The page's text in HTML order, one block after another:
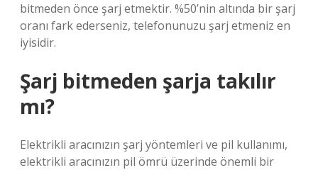
bitmeden önce şarj etmektir. %50’nin altında bir şarj
oranı fark ederseniz, telefonunuzu şarj etmeniz en
iyisidir.
Şarj bitmeden şarja takılır
mı?
Elektrikli aracınızın şarj yöntemleri ve pil kullanımı,
elektrikli aracınızın pil ömrü üzerinde önemli bir